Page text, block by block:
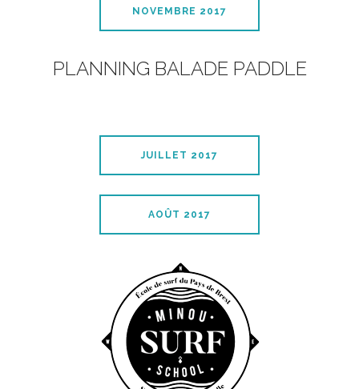
NOVEMBRE 2017
PLANNING BALADE PADDLE
JUILLET 2017
AOÛT 2017